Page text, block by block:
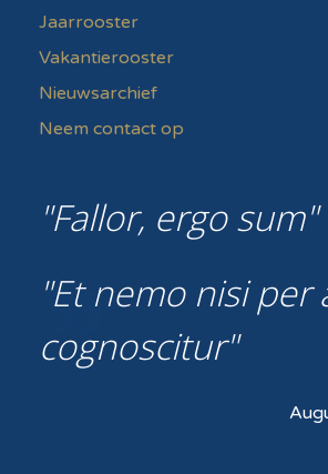
Jaarrooster
Vakantierooster
Nieuwsarchief
Neem contact op
Fallor, ergo sum
Et nemo nisi per
cognoscitur